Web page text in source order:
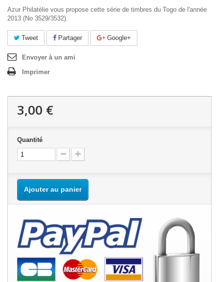
Azur Philatélie vous propose cette série de timbres du Togo de l'année
2013 (No 3529/3532).
Tweet Partager Google+
Envoyer à un ami
Imprimer
3,00 €
Quantité
Ajouter au panier